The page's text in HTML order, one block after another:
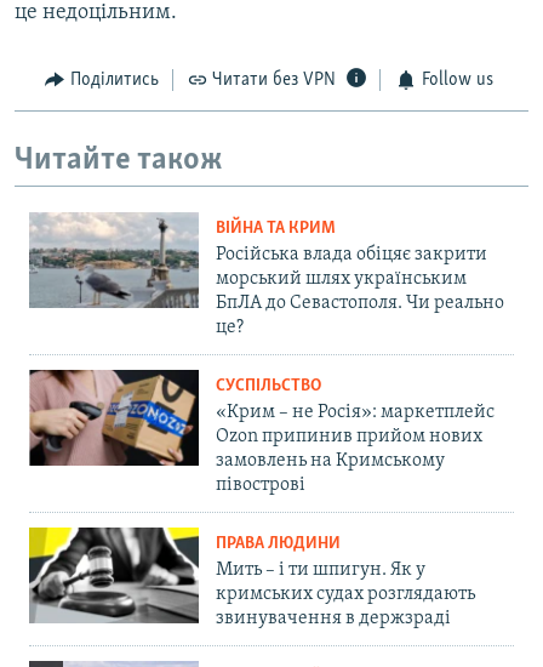
це недоцільним.
Поділитись Читати без VPN Follow us
Читайте також
ВІЙНА ТА КРИМ
Російська влада обіцяє закрити
морський шлях українським
БпЛА до Севастополя. Чи реально
це?
СУСПІЛЬСТВО
«Крим – не Росія»: маркетплейс
Ozon припинив прийом нових
замовлень на Кримському
півострові
ПРАВА ЛЮДИНИ
Мить – і ти шпигун. Як у
кримських судах розглядають
звинувачення в держзраді